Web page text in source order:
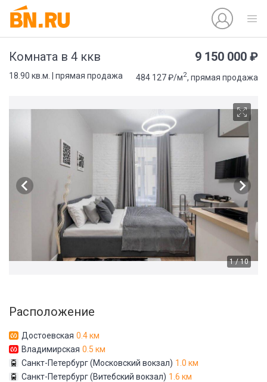
Комната в 4 ккв 9 150 000 ₽
18.90 кв.м. | прямая продажа 484 127 ₽/м2, прямая продажа
1 / 10
Расположение
Достоевская 0.4 км
Владимирская 0.5 км
Санкт-Петербург (Московский вокзал) 1.0 км
Санкт-Петербург (Витебский вокзал) 1.6 км